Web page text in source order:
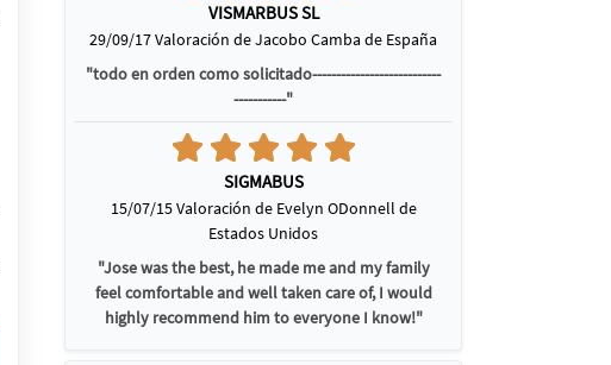
VISMARBUS SL
29/09/17 Valoración de Jacobo Camba de España
"todo en orden como solicitado---------------------------
-----------"
SIGMABUS
15/07/15 Valoración de Evelyn ODonnell de
Estados Unidos
"Jose was the best, he made me and my family
feel comfortable and well taken care of, I would
highly recommend him to everyone I know!"